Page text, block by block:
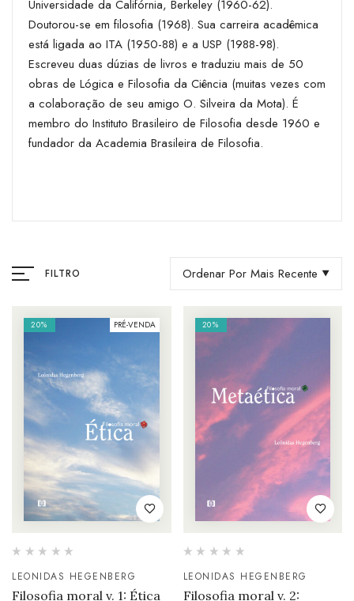
Universidade da Califórnia, Berkeley (1960-62).
Doutorou-se em filosofia (1968). Sua carreira acadêmica
está ligada ao ITA (1950-88) e a USP (1988-98).
Escreveu duas dúzias de livros e traduziu mais de 50
obras de Lógica e Filosofia da Ciência (muitas vezes com
a colaboração de seu amigo O. Silveira da Mota). É
membro do Instituto Brasileiro de Filosofia desde 1960 e
fundador da Academia Brasileira de Filosofia.
FILTRO Ordenar Por Mais Recente
20% PRÉ-VENDA
LEONIDAS HEGENBERG
Filosofia moral v. 1: Ética
20%
LEONIDAS HEGENBERG
Filosofia moral v. 2: